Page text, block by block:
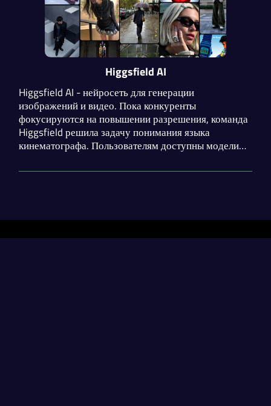
Higgsfield AI
Higgsfield AI - нейросеть для генерации
изображений и видео. Пока конкуренты
фокусируются на повышении разрешения, команда
Higgsfield решила задачу понимания языка
кинематографа. Пользователям доступны модели
создания видеороликов и говорящих аватаров.
Разделы